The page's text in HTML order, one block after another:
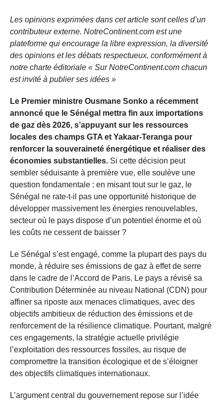
Les opinions exprimées dans cet article sont celles d’un
contributeur externe. NotreContinent.com est une
plateforme qui encourage la libre expression, la diversité
des opinions et les débats respectueux, conformément à
notre charte éditoriale « Sur NotreContinent.com chacun
est invité à publier ses idées »
Le Premier ministre Ousmane Sonko a récemment
annoncé que le Sénégal mettra fin aux importations
de gaz dès 2026, s’appuyant sur les ressources
locales des champs GTA et Yakaar-Teranga pour
renforcer la souveraineté énergétique et réaliser des
économies substantielles. Si cette décision peut
sembler séduisante à première vue, elle soulève une
question fondamentale : en misant tout sur le gaz, le
Sénégal ne rate-t-il pas une opportunité historique de
développer massivement les énergies renouvelables,
secteur où le pays dispose d’un potentiel énorme et où
les coûts ne cessent de baisser ?
Le Sénégal s’est engagé, comme la plupart des pays du
monde, à réduire ses émissions de gaz à effet de serre
dans le cadre de l’Accord de Paris. Le pays a révisé sa
Contribution Déterminée au niveau National (CDN) pour
affiner sa riposte aux menaces climatiques, avec des
objectifs ambitieux de réduction des émissions et de
renforcement de la résilience climatique. Pourtant, malgré
ces engagements, la stratégie actuelle privilégie
l’exploitation des ressources fossiles, au risque de
compromettre la transition écologique et de s’éloigner
des objectifs climatiques internationaux.
L’argument central du gouvernement repose sur l’idée